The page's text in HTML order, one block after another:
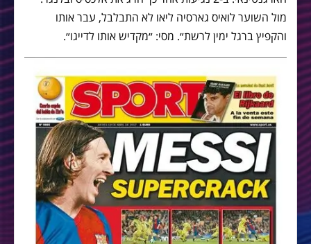
מול השוער לואיס גארסיה ליאו לא התבלבל, עבר אותו
והקפיץ ברגל ימין לרשת״. מסי: ״מקדיש אותו לדייגו״.